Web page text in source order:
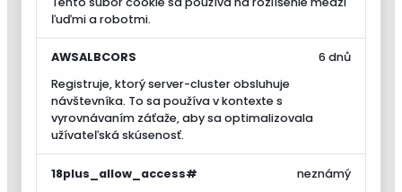
ľuďmi a robotmi.
AWSALBCORS
Registruje, ktorý server-cluster obsluhuje
návštevníka. To sa používa v kontexte s
vyrovnávaním záťaže, aby sa optimalizovala
užívateľská skúsenosť.
6 dnů
18plus_allow_access#
neznámý